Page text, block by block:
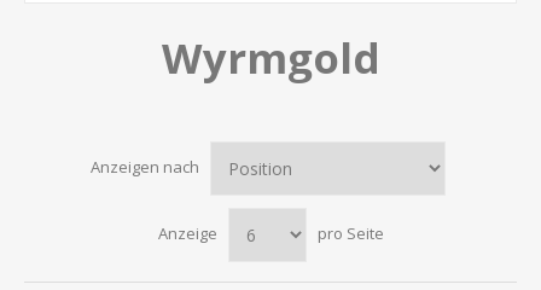
Wyrmgold
Anzeigen nach
Anzeige pro Seite